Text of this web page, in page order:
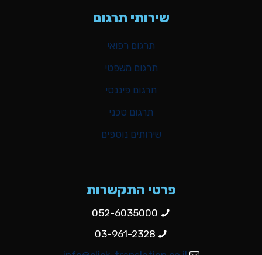
שירותי תרגום
תרגום רפואי
תרגום משפטי
תרגום פיננסי
תרגום טכני
שירותים נוספים
פרטי התקשרות
052-6035000
03-961-2328